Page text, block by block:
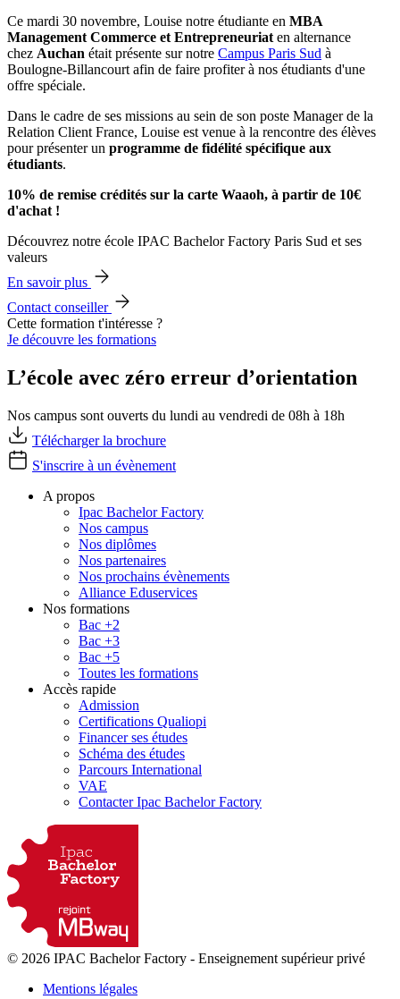
Ce mardi 30 novembre, Louise notre étudiante en MBA
Management Commerce et Entrepreneuriat en alternance
chez Auchan était présente sur notre Campus Paris Sud à
Boulogne-Billancourt afin de faire profiter à nos étudiants d'une
offre spéciale.
Dans le cadre de ses missions au sein de son poste Manager de la
Relation Client France, Louise est venue à la rencontre des élèves
pour présenter un programme de fidélité spécifique aux
étudiants.
10% de remise crédités sur la carte Waaoh, à partir de 10€
d'achat !
Découvrez notre école IPAC Bachelor Factory Paris Sud et ses
valeurs
En savoir plus
Contact conseiller
Cette formation t'intéresse ?
Je découvre les formations
L’école avec zéro erreur d’orientation
Nos campus sont ouverts du lundi au vendredi de 08h à 18h
Télécharger la brochure
S'inscrire à un évènement
A propos
Ipac Bachelor Factory
Nos campus
Nos diplômes
Nos partenaires
Nos prochains évènements
Alliance Eduservices
Nos formations
Bac +2
Bac +3
Bac +5
Toutes les formations
Accès rapide
Admission
Certifications Qualiopi
Financer ses études
Schéma des études
Parcours International
VAE
Contacter Ipac Bachelor Factory
© 2026 IPAC Bachelor Factory - Enseignement supérieur privé
Mentions légales